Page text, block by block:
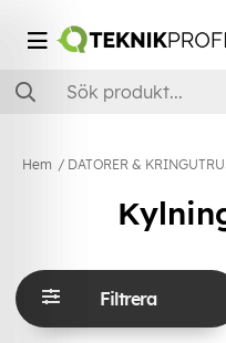
Hem DATORER &
Filtrera